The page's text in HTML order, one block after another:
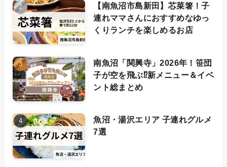
【南魚沼市島新田】芯菜箸！子
連れママさんにおすすめなゆっ
くりランチを楽しめるお店
南魚沼「関興寺」2026年！笹団
子が空を飛ぶ⁉新メニュー＆イベ
ント総まとめ
魚沼・湯沢エリア 子連れグルメ
7選